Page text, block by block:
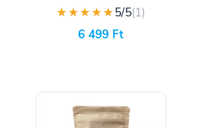
★★★★★5/5(1)
6 499 Ft